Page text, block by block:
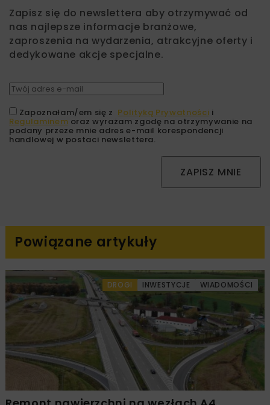
Zapisz się do newslettera aby otrzymywać od
nas najlepsze informacje branżowe,
zaproszenia na wydarzenia, atrakcyjne oferty i
dedykowane akcje specjalne.
Zapoznałam/em się z Polityką Prywatności i
Regulaminem oraz wyrażam zgodę na otrzymywanie na
podany przeze mnie adres e-mail korespondencji
handlowej w postaci newslettera.
ZAPISZ MNIE
Powiązane artykuły
DROGI INWESTYCJE WIADOMOŚCI